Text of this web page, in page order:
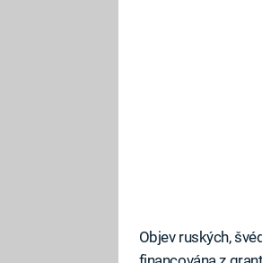
Objev ruských,